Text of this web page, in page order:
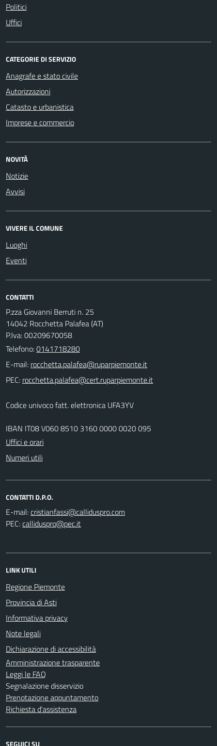
Politici
Uffici
CATEGORIE DI SERVIZIO
Anagrafe e stato civile
Autorizzazioni
Catasto e urbanistica
Imprese e commercio
NOVITÀ
Notizie
Avvisi
VIVERE IL COMUNE
Luoghi
Eventi
CONTATTI
P.zza Giovanni Berruti n. 25
14042 Rocchetta Palafea (AT)
P.Iva: 00209670058
Telefono:0141718280
E-mail:
PEC:
Codice univoco fatt. elettronica UFA3YV
IBAN IT08 V060 8510 3160 0000 0020 095
Uffici e orari
Numeri utili
CONTATTI D.P.O.
E-mail:
PEC:
LINK UTILI
Regione Piemonte
Provincia di Asti
Informativa privacy
Note legali
Dichiarazione di accessibilità
Amministrazione trasparente
Leggi le FAQ
Segnalazione disservizio
Prenotazione appuntamento
Richiesta d'assistenza
SEGUICI SU